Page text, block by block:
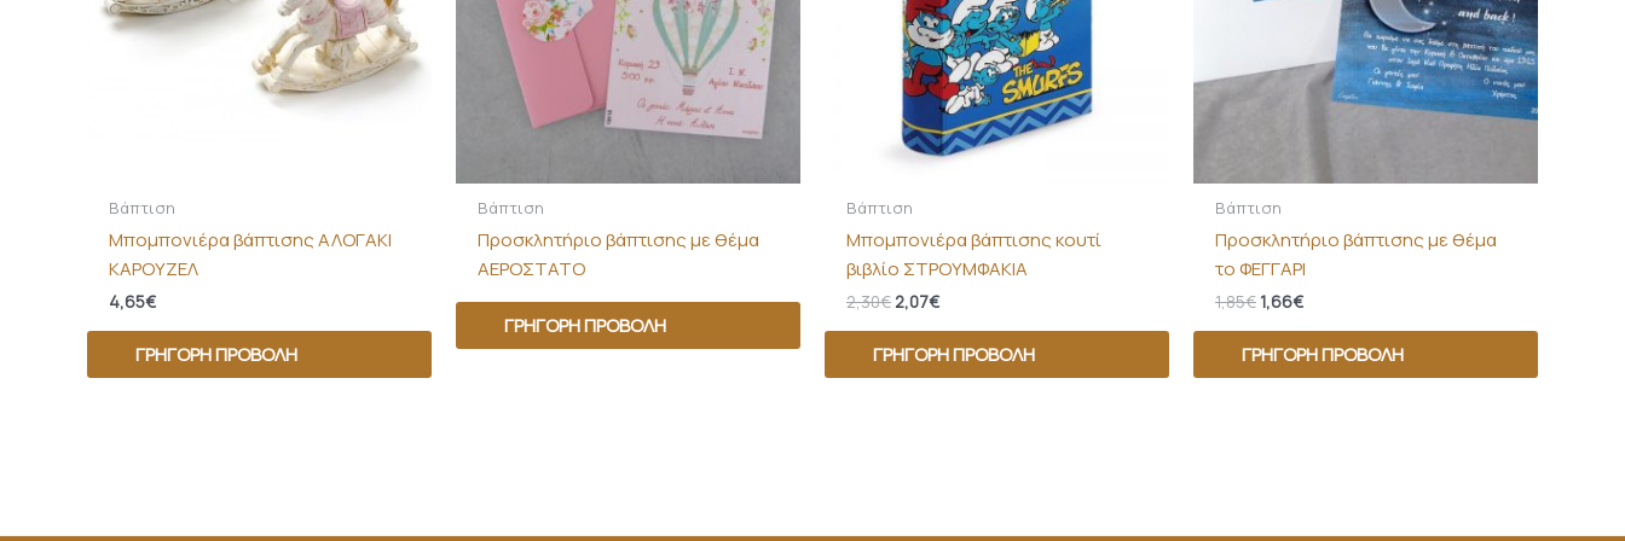
Βάπτιση
Μπομπονιέρα βάπτισης ΑΛΟΓΑΚΙ
ΚΑΡΟΥΖΕΛ
4,65€
ΓΡΉΓΟΡΗ ΠΡΟΒΟΛΉ
Βάπτιση
Προσκλητήριο βάπτισης με θέμα
ΑΕΡΟΣΤΑΤΟ
ΓΡΉΓΟΡΗ ΠΡΟΒΟΛΉ
Βάπτιση
Μπομπονιέρα βάπτισης κουτί
βιβλίο ΣΤΡΟΥΜΦΑΚΙΑ
2,30€ 2,07€
ΓΡΉΓΟΡΗ ΠΡΟΒΟΛΉ
Βάπτιση
Προσκλητήριο βάπτισης με θέμα
το ΦΕΓΓΑΡΙ
1,85€ 1,66€
ΓΡΉΓΟΡΗ ΠΡΟΒΟΛΉ